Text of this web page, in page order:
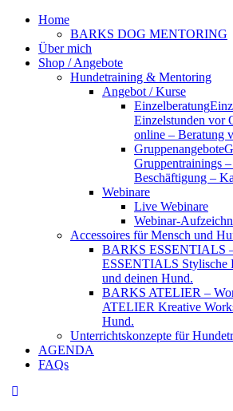
Home
BARKS DOG MENTORING
Über mich
Shop / Angebote
Hundetraining & Mentoring
Angebot / Kurse
Einzelberatung
Einzelstunden vor
online – Beratung
Gruppenangebote
Gruppentrainings
Beschäftigung –
Webinare
Live Webinare
Webinar-
Accessoires für Mensch und
BARKS ESSENTIALS
ESSENTIALS Stylische
und deinen Hund.
BARKS ATELIER –
ATELIER Kreative
Hund.
Unterrichtskonzepte für
AGENDA
FAQs